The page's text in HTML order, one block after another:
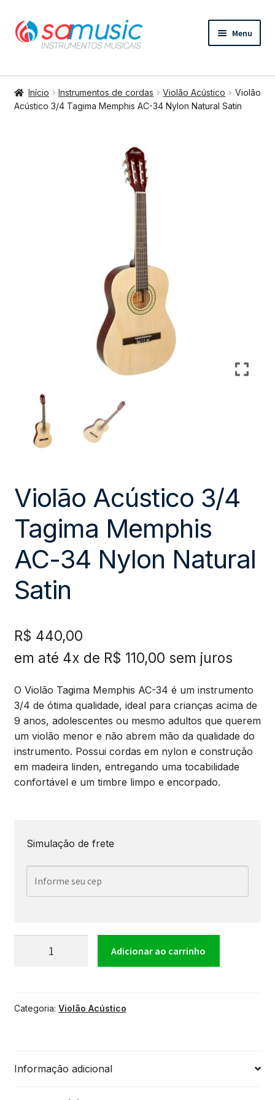
Pular
para
Pular
para
conteúdo
Menu
Instrumentos de cordas
menu
Bateria e percussão
Início Instrumentos de cordas Violão Acústico
Violão
Acústico 3/4 Tagima Memphis AC-34 Nylon Natural Satin
Violão Acústico 3/4
Tagima Memphis
AC-34 Nylon Natural
Satin
R$ 440,00
em até 4x de R$ 110,00 sem juros
O Violão Tagima Memphis AC-34 é um instrumento
3/4 de ótima qualidade, ideal para crianças acima de
9 anos, adolescentes ou mesmo adultos que querem
um violão menor e não abrem mão da qualidade do
instrumento. Possui cordas em nylon e construção
em madeira linden, entregando uma tocabilidade
confortável e um timbre limpo e encorpado.
Simulação de frete
3/4
Memphis
Adicionar ao carrinho
Categoria: Violão Acústico
Informação adicional